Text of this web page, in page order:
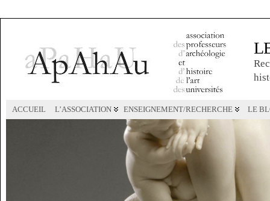
ACCUEIL L’ASSOCIATION ENSEIGNEMENT/RECHERCHE LE